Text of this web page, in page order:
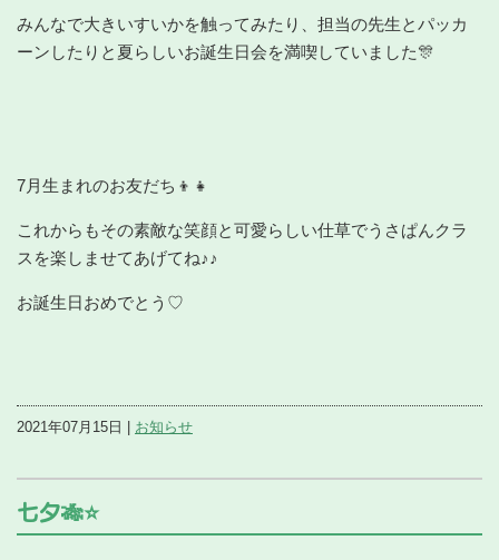
みんなで大きいすいかを触ってみたり、担当の先生とパッカ
ーンしたりと夏らしいお誕生日会を満喫していました🎊
7月生まれのお友だち👦👧
これからもその素敵な笑顔と可愛らしい仕草でうさぱんクラ
スを楽しませてあげてね♪♪
お誕生日おめでとう♡
2021年07月15日 | お知らせ
七夕🎋⭐️